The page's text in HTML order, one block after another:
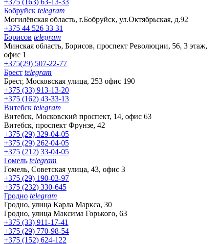
+375 (163) 63-13-33
Бобруйск telegram
Могилёвская область, г.Бобруйск, ул.Октябрьская, д.92
+375 44 526 33 31
Борисов telegram
Минская область, Борисов, проспект Революции, 56, 3 этаж,
офис 1
+375(29) 507-22-77
Брест telegram
Брест, Московская улица, 253 офис 190
+375 (33) 913-13-20
+375 (162) 43-33-13
Витебск telegram
Витебск, Московский проспект, 14, офис 63
Витебск, проспект Фрунзе, 42
+375 (29) 329-04-05
+375 (29) 262-04-05
+375 (212) 33-04-05
Гомель telegram
Гомель, Советская улица, 43, офис 3
+375 (29) 190-03-97
+375 (232) 330-645
Гродно telegram
Гродно, улица Карла Маркса, 30
Гродно, улица Максима Горького, 63
+375 (33) 911-17-41
+375 (29) 770-98-54
+375 (152) 624-122